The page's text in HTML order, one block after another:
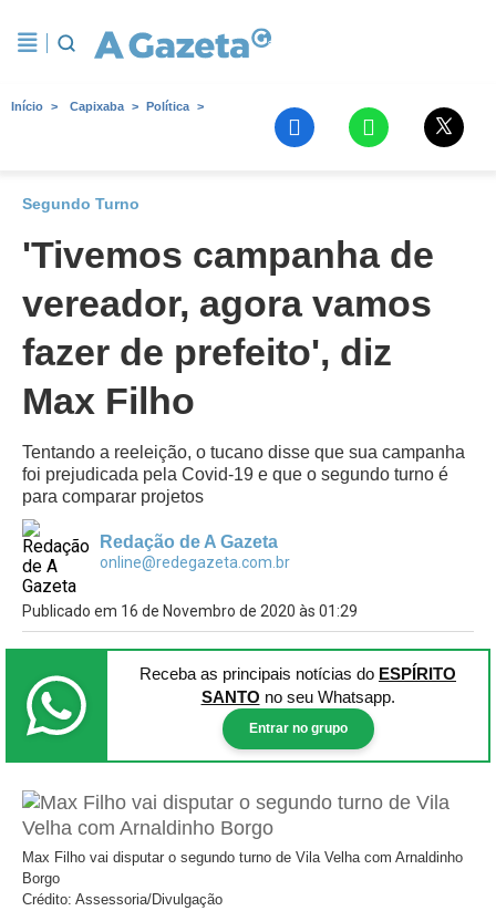
Início Capixaba Política
Segundo Turno
'Tivemos campanha de
vereador, agora vamos
fazer de prefeito', diz
Max Filho
Tentando a reeleição, o tucano disse que sua campanha
foi prejudicada pela Covid-19 e que o segundo turno é
para comparar projetos
Redação de A Gazeta
online@redegazeta.com.br
Publicado em 16 de Novembro de 2020 às 01:29
Receba as principais notícias do ESPÍRITO
SANTO no seu Whatsapp.
Entrar no grupo
Max Filho vai disputar o segundo turno de Vila Velha com Arnaldinho
Borgo
Crédito: Assessoria/Divulgação